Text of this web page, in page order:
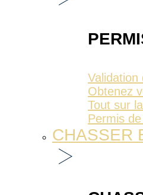
Obtenez
Tout sur
Permis
CHASSER